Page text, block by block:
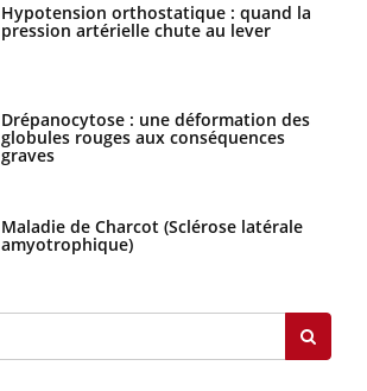
Hypotension orthostatique : quand la
pression artérielle chute au lever
Drépanocytose : une déformation des
globules rouges aux conséquences
graves
Maladie de Charcot (Sclérose latérale
amyotrophique)